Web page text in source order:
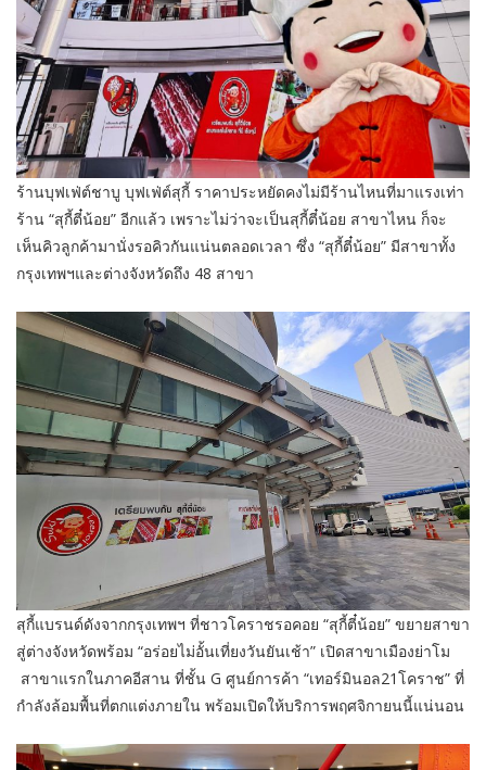
ร้านบุฟเฟ่ต์ชาบู บุฟเฟ่ต์สุกี้ ราคาประหยัดคงไม่มีร้านไหนที่มาแรงเท่า
ร้าน “สุกี้ตี๋น้อย” อีกแล้ว เพราะไม่ว่าจะเป็นสุกี้ตี๋น้อย สาขาไหน ก็จะ
เห็นคิวลูกค้ามานั่งรอคิวกันแน่นตลอดเวลา ซึ่ง “สุกี้ตี๋น้อย” มีสาขาทั้ง
กรุงเทพฯและต่างจังหวัดถึง 48 สาขา
สุกี้แบรนด์ดังจากกรุงเทพฯ ที่ชาวโคราชรอคอย “สุกี้ตี๋น้อย” ขยายสาขา
สู่ต่างจังหวัดพร้อม “อร่อยไม่อั้นเที่ยงวันยันเช้า” เปิดสาขาเมืองย่าโม
สาขาแรกในภาคอีสาน ที่ชั้น G ศูนย์การค้า “เทอร์มินอล21โคราช” ที่
กำลังล้อมพื้นที่ตกแต่งภายใน พร้อมเปิดให้บริการพฤศจิกายนนี้แน่นอน